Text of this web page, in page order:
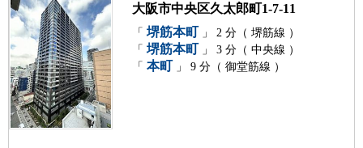
大阪市中央区久太郎町1-7-11
「 堺筋本町 」 2 分（ 堺筋線 ）
「 堺筋本町 」 3 分（ 中央線 ）
「 本町 」 9 分（ 御堂筋線 ）